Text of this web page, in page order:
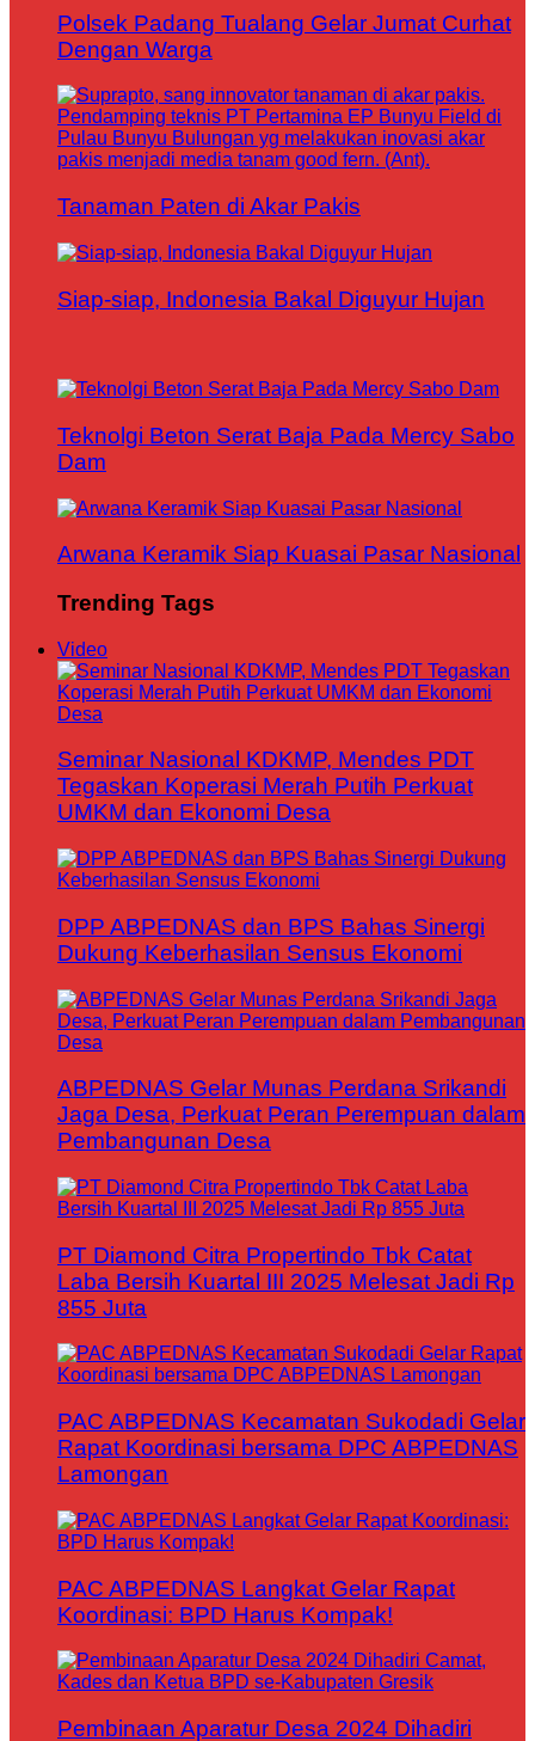
Polsek Padang Tualang Gelar Jumat Curhat
Dengan Warga
Tanaman Paten di Akar Pakis
Siap-siap, Indonesia Bakal Diguyur Hujan
Teknolgi Beton Serat Baja Pada Mercy Sabo
Dam
Arwana Keramik Siap Kuasai Pasar Nasional
Trending Tags
Video
Seminar Nasional KDKMP, Mendes PDT
Tegaskan Koperasi Merah Putih Perkuat
UMKM dan Ekonomi Desa
DPP ABPEDNAS dan BPS Bahas Sinergi
Dukung Keberhasilan Sensus Ekonomi
ABPEDNAS Gelar Munas Perdana Srikandi
Jaga Desa, Perkuat Peran Perempuan dalam
Pembangunan Desa
PT Diamond Citra Propertindo Tbk Catat
Laba Bersih Kuartal III 2025 Melesat Jadi Rp
855 Juta
PAC ABPEDNAS Kecamatan Sukodadi Gelar
Rapat Koordinasi bersama DPC ABPEDNAS
Lamongan
PAC ABPEDNAS Langkat Gelar Rapat
Koordinasi: BPD Harus Kompak!
Pembinaan Aparatur Desa 2024 Dihadiri